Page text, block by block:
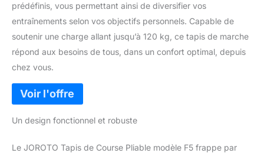
prédéfinis, vous permettant ainsi de diversifier vos
entraînements selon vos objectifs personnels. Capable de
soutenir une charge allant jusqu’à 120 kg, ce tapis de marche
répond aux besoins de tous, dans un confort optimal, depuis
chez vous.
Un design fonctionnel et robuste
Le JOROTO Tapis de Course Pliable modèle F5 frappe par